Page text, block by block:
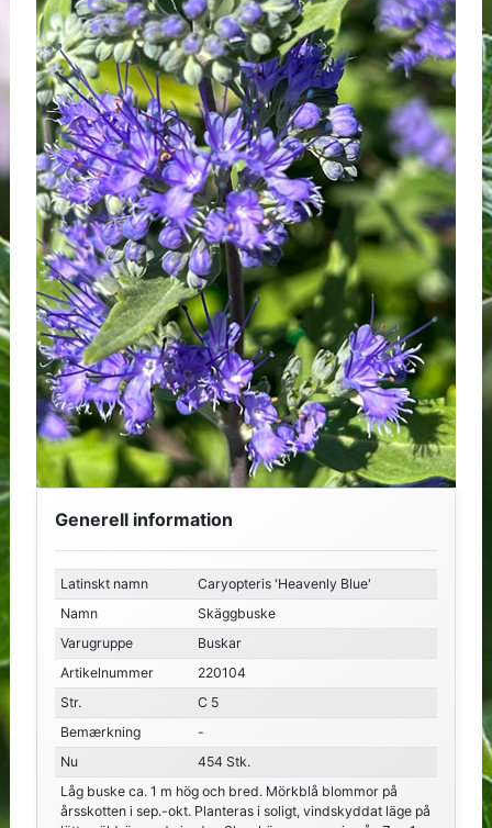
Generell information
Latinskt namn
Caryopteris 'Heavenly Blue'
Namn
Skäggbuske
Varugruppe
Buskar
Artikelnummer
220104
Str.
C 5
Bemærkning
-
Nu
454 Stk.
Låg buske ca. 1 m hög och bred. Mörkblå blommor på
årsskotten i sep.-okt. Planteras i soligt, vindskyddat läge på